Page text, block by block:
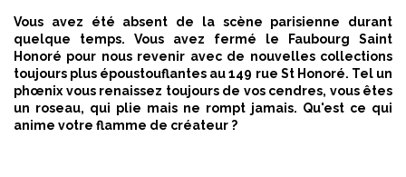
Vous avez été absent de la scène parisienne durant
quelque temps. Vous avez fermé le Faubourg Saint
Honoré pour nous revenir avec de nouvelles collections
toujours plus époustouflantes au 149 rue St Honoré. Tel un
phœnix vous renaissez toujours de vos cendres, vous êtes
un roseau, qui plie mais ne rompt jamais. Qu'est ce qui
anime votre flamme de créateur ?